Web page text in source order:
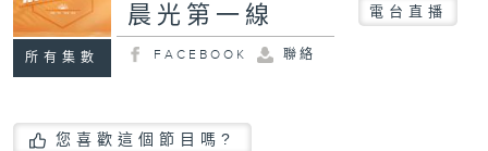
所有集數
晨光第一線 電台直播
FACEBOOK 聯絡
您喜歡這個節目嗎?